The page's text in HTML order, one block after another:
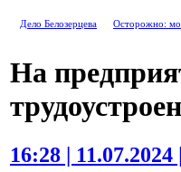
Дело Белозерцева Осторожно:
На
16:28 | 11.07.2024 |